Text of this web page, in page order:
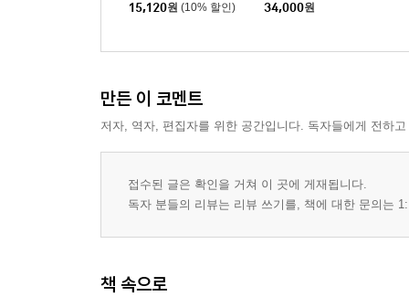
15,120원 (10% 할인) 34,000원
만든 이 코멘트
저자, 역자, 편집자를 위한 공간입니다. 독자들에게 전하
접수된 글은 확인을 거쳐 이 곳에 게재됩니다.
독자 분들의 리뷰는 리뷰 쓰기를, 책에 대한 문의는
책 속으로